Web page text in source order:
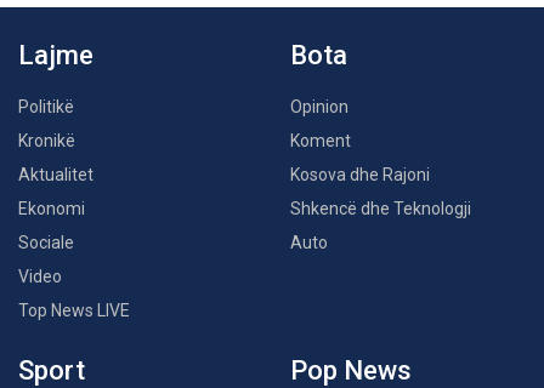
Lajme
Politikë
Kronikë
Aktualitet
Ekonomi
Sociale
Video
Top News LIVE
Bota
Opinion
Koment
Kosova dhe Rajoni
Shkencë dhe Teknologji
Auto
Sport Pop News